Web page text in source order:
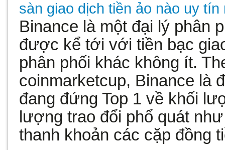
sàn giao dịch tiền ảo nào uy tín
Binance là một đại lý phân
được kể tới với tiền bạc
phân phối khác không ít.
coinmarketcup, Binance là
đang đứng Top 1 về khối
lượng trao đổi phổ quát
thanh khoản các cặp đồng